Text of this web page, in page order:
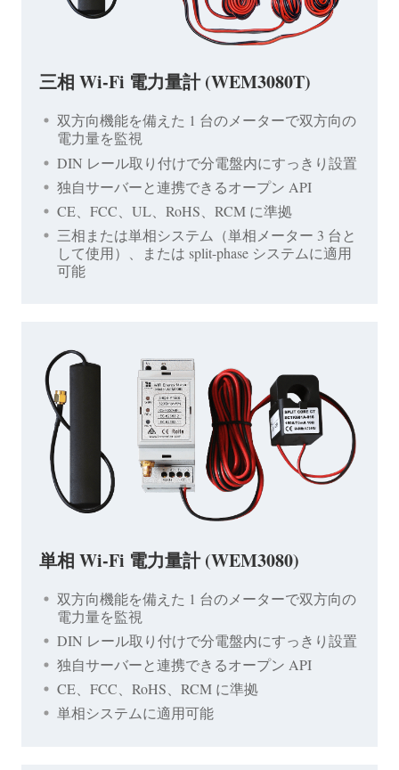
三相 Wi-Fi 電力量計 (WEM3080T)
双方向機能を備えた 1 台のメーターで双方向の
電力量を監視
DIN レール取り付けで分電盤内にすっきり設置
独自サーバーと連携できるオープン API
CE、FCC、UL、RoHS、RCM に準拠
三相または単相システム（単相メーター 3 台と
して使用）、または split-phase システムに適用
可能
単相 Wi-Fi 電力量計 (WEM3080)
双方向機能を備えた 1 台のメーターで双方向の
電力量を監視
DIN レール取り付けで分電盤内にすっきり設置
独自サーバーと連携できるオープン API
CE、FCC、RoHS、RCM に準拠
単相システムに適用可能